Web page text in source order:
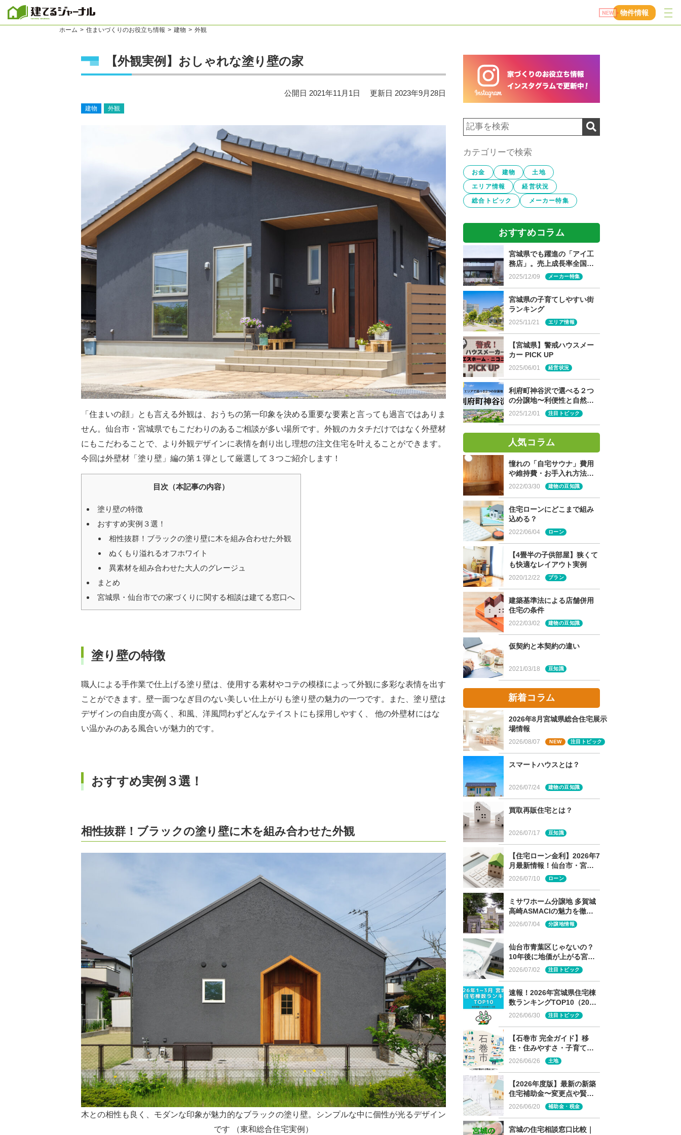
物件情報
ホーム 住まいづくりのお役立ち情報 建物 外観
【外観実例】おしゃれな塗り壁の家
公開日 2021年11月1日 更新日 2023年9月28日
建物 外観
「住まいの顔」とも言える外観は、おうちの第一印象を決める重要な要素と言っても過言ではありま
せん。仙台市・宮城県でもこだわりのあるご相談が多い場所です。外観のカタチだけではなく外壁材
にもこだわることで、より外観デザインに表情を創り出し理想の注文住宅を叶えることができます。
今回は外壁材「塗り壁」編の第１弾として厳選して３つご紹介します！
目次（本記事の内容）
塗り壁の特徴
おすすめ実例３選！
相性抜群！ブラックの塗り壁に木を組み合わせた外観
ぬくもり溢れるオフホワイト
異素材を組み合わせた大人のグレージュ
まとめ
宮城県・仙台市での家づくりに関する相談は建てる窓口へ
塗り壁の特徴
職人による手作業で仕上げる塗り壁は、使用する素材やコテの模様によって外観に多彩な表情を出す
ことができます。壁一面つなぎ目のない美しい仕上がりも塗り壁の魅力の一つです。また、塗り壁は
デザインの自由度が高く、和風、洋風問わずどんなテイストにも採用しやすく、 他の外壁材にはな
い温かみのある風合いが魅力的です。
おすすめ実例３選！
相性抜群！ブラックの塗り壁に木を組み合わせた外観
木との相性も良く、モダンな印象が魅力的なブラックの塗り壁。シンプルな中に個性が光るデザイン
です （東和総合住宅実例）
カテゴリーで検索
お金 建物
土地
エリア情報
経営状況
総合トピック
メーカー特集
おすすめコラム
宮城県でも躍進の「アイ工
務店」。売上成長率全国
NO.1の魅力に迫る！
2025/12/09 メーカー特集
宮城県の子育てしやすい街
ランキング
2025/11/21 エリア情報
【宮城県】警戒ハウスメー
カー PICK UP
2025/06/01 経営状況
利府町神谷沢で選べる２つ
の分譲地〜利便性と自然が
両立する住環境〜
2025/12/01 注目トピック
人気コラム
憧れの「自宅サウナ」費用
や維持費・お手入れ方法
は？
2022/03/30 建物の豆知識
住宅ローンにどこまで組み
込める？
2022/06/04 ローン
【4畳半の子供部屋】狭くて
も快適なレイアウト実例
2020/12/22 プラン
建築基準法による店舗併用
住宅の条件
2022/03/02 建物の豆知識
仮契約と本契約の違い
2021/03/18 豆知識
新着コラム
2026年8月宮城県総合住宅展示
場情報
2026/08/07 NEW 注目トピック
スマートハウスとは？
2026/07/24 建物の豆知識
買取再販住宅とは？
2026/07/17 豆知識
【住宅ローン金利】2026年7
月最新情報！仙台市・宮城
県版のフラット35・各銀行
2026/07/10 ローン
ミサワホーム分譲地 多賀城
高崎ASMACIの魅力を徹底
解説
2026/07/04 分譲地情報
仙台市青葉区じゃないの？
10年後に地価が上がる宮城
の街ランキング、まさかの
2026/07/02 注目トピック
速報！2026年宮城県住宅棟
数ランキングTOP10（2026
年1～3月）
2026/06/30 注目トピック
【石巻市 完全ガイド】移
住・住みやすさ・子育て～
この街が選ばれる理由と
2026/06/26 土地
【2026年度版】最新の新築
住宅補助金〜変更点や賢い
選び方は〜
2026/06/20 補助金・税金
宮城の住宅相談窓口比較｜